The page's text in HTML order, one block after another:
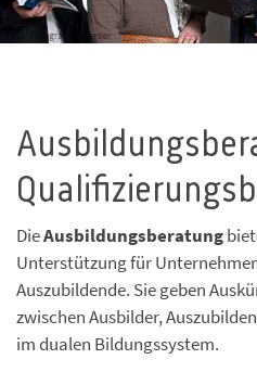
Foto: Fotografie Anneser
DieAusbildungsberatung
Unterstützung für
Auszubildende. Sie geben
zwischen Ausbilder,
im dualen Bildungssystem.